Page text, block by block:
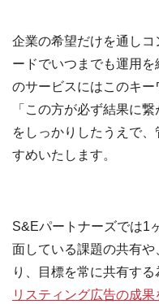
企業の希望だけを通し
ードでいつまでも運用
のサービスにはこのキ
「この方が必ず結果に
をしっかりしたうえで
すめいたします。
S&Eパートナーズでは1
面している課題の共有
り、目標を常に共有する
リスティング広告の成果